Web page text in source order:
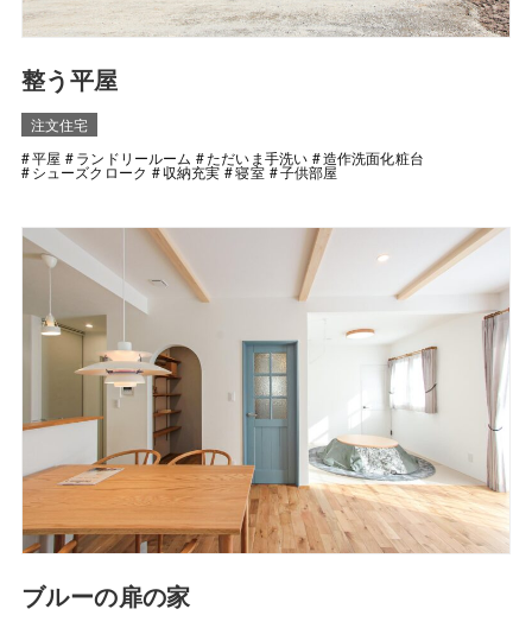
整う平屋
注文住宅
平屋
ランドリールーム ただいま手洗い 造作洗面化粧台
シューズクローク 収納充実 寝室 子供部屋
ブルーの扉の家